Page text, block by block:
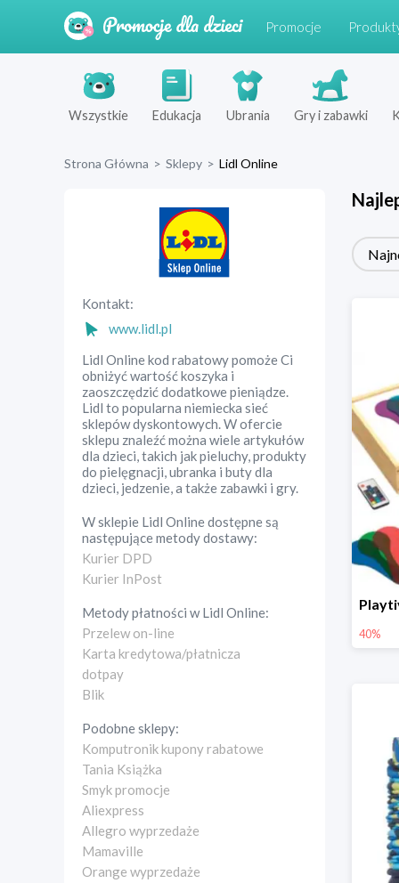
Promocje
Wszystkie Edukacja Ubrania Gry i zabawki
Strona Główna > Sklepy > Lidl Online
Kontakt:
www.lidl.pl
Lidl Online kod rabatowy pomoże Ci
obniżyć wartość koszyka i
zaoszczędzić dodatkowe pieniądze.
Lidl to popularna niemiecka sieć
sklepów dyskontowych. W ofercie
sklepu znaleźć można wiele artykułów
dla dzieci, takich jak pieluchy, produkty
do pielęgnacji, ubranka i buty dla
dzieci, jedzenie, a także zabawki i gry.
W sklepie Lidl Onlinedostępne są
następujące metody dostawy:
Kurier DPD
Kurier InPost
Metody płatności wLidl Online:
Przelew on-line
Karta kredytowa/płatnicza
dotpay
Blik
Podobne sklepy:
Komputronik kupony rabatowe
Tania Książka
Smyk promocje
Aliexpress
Allegro wyprzedaże
Mamaville
Orange wyprzedaże
40%